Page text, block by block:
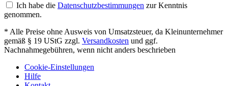
Ich habe die Datenschutzbestimmungen zur Kenntnis
genommen.
* Alle Preise ohne Ausweis von Umsatzsteuer, da Kleinunternehmer
gemäß § 19 UStG zzgl. Versandkosten und ggf.
Nachnahmegebühren, wenn nicht anders beschrieben
Cookie-Einstellungen
Hilfe